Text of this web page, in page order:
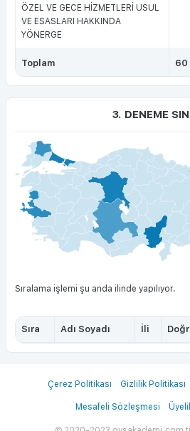
ÖZEL VE GECE HİZMETLERİ USUL
VE ESASLARI HAKKINDA
YÖNERGE
Toplam 60
3. DENEME
Sıralama işlemi şu anda ilinde yapılıyor.
Sıra Adı Soyadı İli
Çerez Politikası Gizlilik Politikası
Mesafeli Sözleşmesi